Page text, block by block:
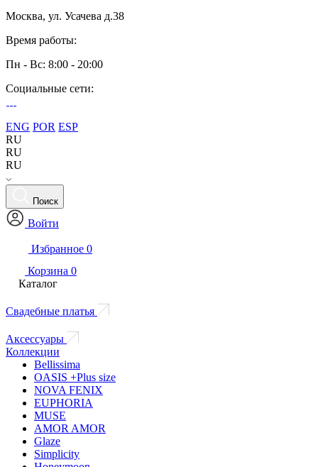
Москва, ул. Усачева д.38
Время работы:
Пн - Вс: 8:00 - 20:00
Социальные сети:
ENG POR ESP
RU
RU
RU
Поиск
Войти
Избранное 0
Корзина 0
Каталог
Свадебные платья
Аксессуары
Коллекции
Bellissima
OASIS +Plus size
NOVA FENIX
EUPHORIA
MUSE
AMOR AMOR
Glaze
Simplicity